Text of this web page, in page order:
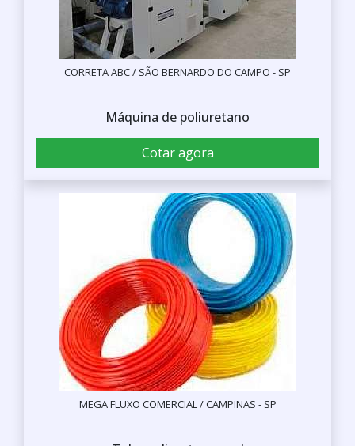
CORRETA ABC / SÃO BERNARDO DO CAMPO - SP
Máquina de poliuretano
Cotar agora
MEGA FLUXO COMERCIAL / CAMPINAS - SP